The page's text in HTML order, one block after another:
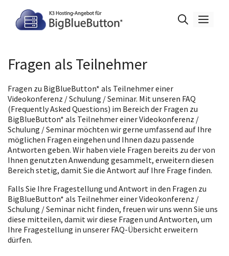
Inhalt
springen
Fragen als Teilnehmer
Fragen zu BigBlueButton* als Teilnehmer einer
Videokonferenz / Schulung / Seminar. Mit unseren FAQ
(Frequently Asked Questions) im Bereich der Fragen zu
BigBlueButton* als Teilnehmer einer Videokonferenz /
Schulung / Seminar möchten wir gerne umfassend auf Ihre
möglichen Fragen eingehen und Ihnen dazu passende
Antworten geben. Wir haben viele Fragen bereits zu der von
Ihnen genutzten Anwendung gesammelt, erweitern diesen
Bereich stetig, damit Sie die Antwort auf Ihre Frage finden.
Falls Sie Ihre Fragestellung und Antwort in den Fragen zu
BigBlueButton* als Teilnehmer einer Videokonferenz /
Schulung / Seminar nicht finden, freuen wir uns wenn Sie uns
diese mitteilen, damit wir diese Fragen und Antworten, um
Ihre Fragestellung in unserer FAQ-Übersicht erweitern
dürfen.